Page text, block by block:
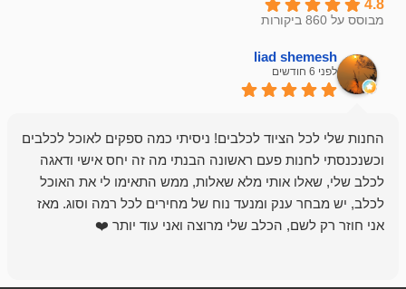
liad
הציוד לכלבים! ניסיתי כמה ספקים לאוכל לכלבים
פעם ראשונה הבנתי מה זה יחס אישי ודאגה
אותי מלא שאלות, ממש התאימו לי את האוכל
ענק ומנעד נוח של מחירים לכל רמה וסוג. מאז
הכלב שלי מרוצה ואני עוד יותר ❤️
חנות
רון הבעלים -
לקנות תמיד